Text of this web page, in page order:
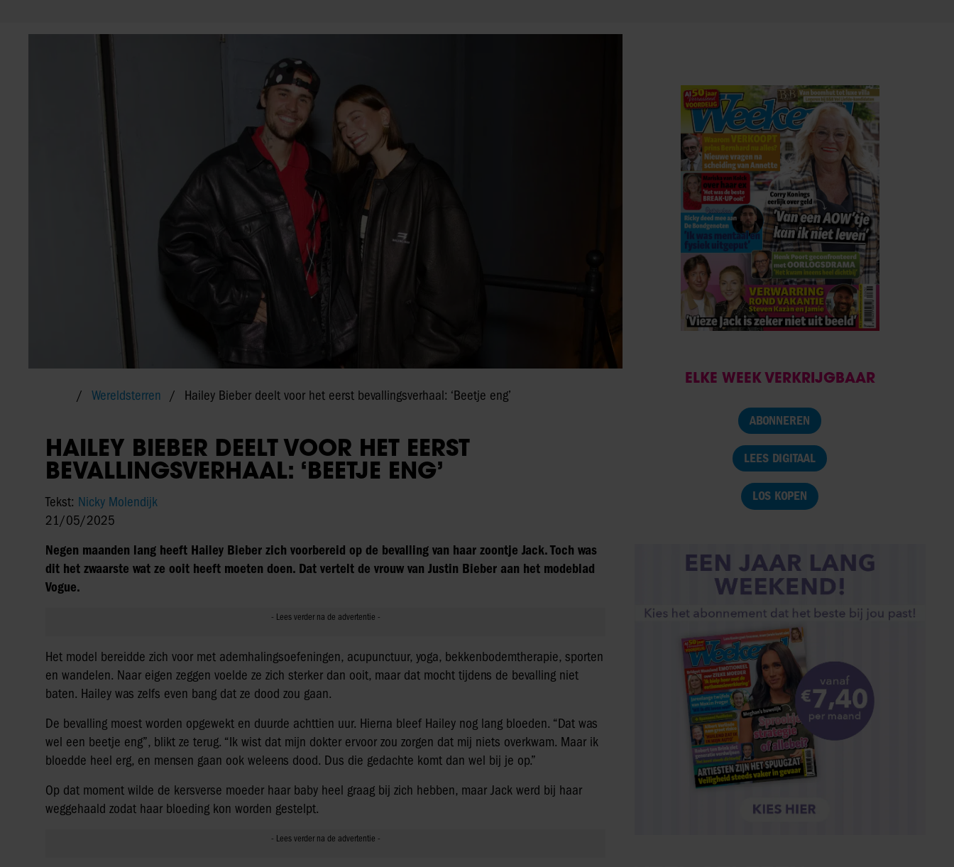
Wereldsterren Hailey Bieber deelt voor het eerst bevallingsverhaal: ‘Beetje eng’
HAILEY BIEBER DEELT VOOR HET EERST
BEVALLINGSVERHAAL: ‘BEETJE ENG’
Tekst: Nicky Molendijk
21/05/2025
Negen maanden lang heeft Hailey Bieber zich voorbereid op de bevalling van haar zoontje Jack. Toch was
dit het zwaarste wat ze ooit heeft moeten doen. Dat vertelt de vrouw van Justin Bieber aan het modeblad
Vogue.
Het model bereidde zich voor met ademhalingsoefeningen, acupunctuur, yoga, bekkenbodemtherapie, sporten
en wandelen. Naar eigen zeggen voelde ze zich sterker dan ooit, maar dat mocht tijdens de bevalling niet
baten. Hailey was zelfs even bang dat ze dood zou gaan.
De bevalling moest worden opgewekt en duurde achttien uur. Hierna bleef Hailey nog lang bloeden. “Dat was
wel een beetje eng”, blikt ze terug. “Ik wist dat mijn dokter ervoor zou zorgen dat mij niets overkwam. Maar ik
bloedde heel erg, en mensen gaan ook weleens dood. Dus die gedachte komt dan wel bij je op.”
Op dat moment wilde de kersverse moeder haar baby heel graag bij zich hebben, maar Jack werd bij haar
weggehaald zodat haar bloeding kon worden gestelpt.
ELKE WEEK VERKRIJGBAAR
ABONNEREN
LEES DIGITAAL
LOS KOPEN